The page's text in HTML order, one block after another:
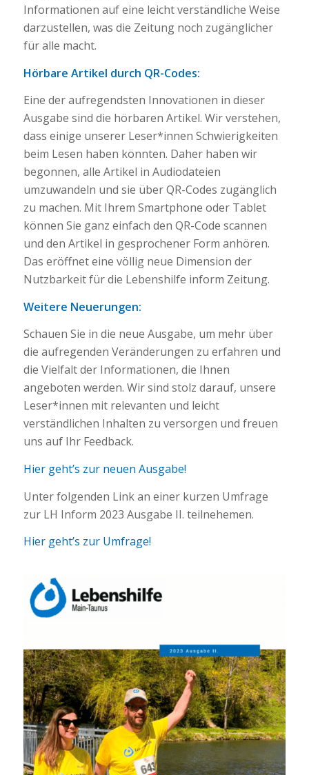
Informationen auf eine leicht verständliche Weise
darzustellen, was die Zeitung noch zugänglicher
für alle macht.
Hörbare Artikel durch QR-Codes:
Eine der aufregendsten Innovationen in dieser
Ausgabe sind die hörbaren Artikel. Wir verstehen,
dass einige unserer Leser*innen Schwierigkeiten
beim Lesen haben könnten. Daher haben wir
begonnen, alle Artikel in Audiodateien
umzuwandeln und sie über QR-Codes zugänglich
zu machen. Mit Ihrem Smartphone oder Tablet
können Sie ganz einfach den QR-Code scannen
und den Artikel in gesprochener Form anhören.
Das eröffnet eine völlig neue Dimension der
Nutzbarkeit für die Lebenshilfe inform Zeitung.
Weitere Neuerungen:
Schauen Sie in die neue Ausgabe, um mehr über
die aufregenden Veränderungen zu erfahren und
die Vielfalt der Informationen, die Ihnen
angeboten werden. Wir sind stolz darauf, unsere
Leser*innen mit relevanten und leicht
verständlichen Inhalten zu versorgen und freuen
uns auf Ihr Feedback.
Hier geht’s zur neuen Ausgabe!
Unter folgenden Link an einer kurzen Umfrage
zur LH Inform 2023 Ausgabe II. teilnehemen.
Hier geht’s zur Umfrage!